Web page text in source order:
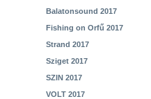
Balatonsound 2017
Fishing on Orfű 2017
Strand 2017
Sziget 2017
SZIN 2017
VOLT 2017